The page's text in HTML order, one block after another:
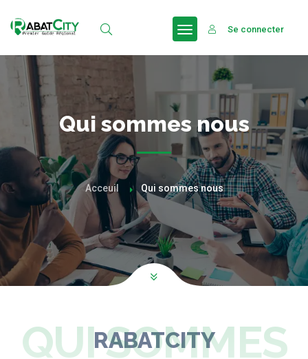
Se connecter
Qui sommes nous
Acceuil Qui sommes nous
RABATCITY
QUI SOMMES